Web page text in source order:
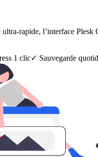
rapide, l’interface Plesk
1 clic✓ Sauvegarde